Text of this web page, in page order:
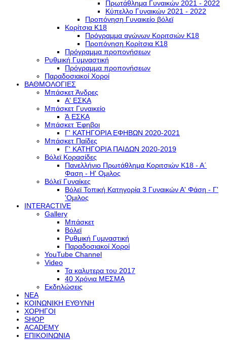
Πρωτάθλημα Γυναικών 2021 - 2022
Κύπελλο Γυναικών 2021 - 2022
Προπόνηση Γυναικείο βόλεϊ
Κορίτσια Κ18
Πρόγραμμα αγώνων Κοριτσιών Κ18
Προπόνηση Κορίτσια Κ18
Πρόγραμμα προπονήσεων
Ρυθμική Γυμναστική
Πρόγραμμα προπονήσεων
Παραδοσιακοί Χοροί
ΒΑΘΜΟΛΟΓΙΕΣ
Μπάσκετ Άνδρες
Α' ΕΣΚΑ
Μπάσκετ Γυναικείο
Ά ΕΣΚΑ
Μπάσκετ Έφηβοι
Γ' ΚΑΤΗΓΟΡΙΑ ΕΦΗΒΩΝ 2020-2021
Μπάσκετ Παίδες
Γ' ΚΑΤΗΓΟΡΙΑ ΠΑΙΔΩΝ 2020-2019
Βόλεϊ Κορασίδες
Πανελλήνιο Πρωτάθλημα Κοριτσιών Κ18 - Α΄
Φαση - H' Ομιλος
Βόλεϊ Γυναίκες
Βόλεϊ Τοπική Κατηγορία 3 Γυναικών Α' Φάση - Γ'
'Ομιλος
INTERACTIVE
Gallery
Μπάσκετ
Βόλεϊ
Ρυθμική Γυμναστική
Παραδοσιακοί Χοροί
YouTube Channel
Video
Τα καλυτερα του 2017
40 Χρόνια ΜΕΣΜΑ
Εκδηλώσεις
ΝΕΑ
ΚΟΙΝΩΝΙΚΗ ΕΥΘΥΝΗ
ΧΟΡΗΓΟΙ
SHOP
ACADEMY
ΕΠΙΚΟΙΝΩΝΙΑ